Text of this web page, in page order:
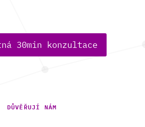
30min konzultace
DŮVĚŘUJÍ NÁM